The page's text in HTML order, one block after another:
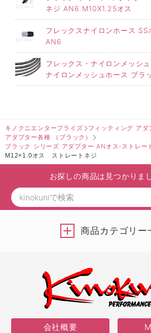
ネジ AN6 M10X1.25オス
フレックスナイロンホース SS
AN6
フレックス・ナイロンメッシ
ナイロンメッシュホース ブラ
キノクニエンタープライズ
フィッティング アダ
アダプター各種 （ブラック）
ブラック シリーズ アダプター ANオス-ストレー
M12×1.0オス ストレートネジ
お探しの商品は見つかりま
商品カテゴリー
会社概要